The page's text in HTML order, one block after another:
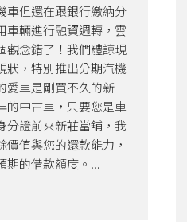
車但還在跟銀行繳納分
車輛進行融資週轉，雲
觀念錯了！我們體諒現
狀，特別推出分期汽機
愛車是剛買不久的新
的中古車，只要您是車
分證前來新莊當舖，我
值與您的還款能力，
期的借款額度。...